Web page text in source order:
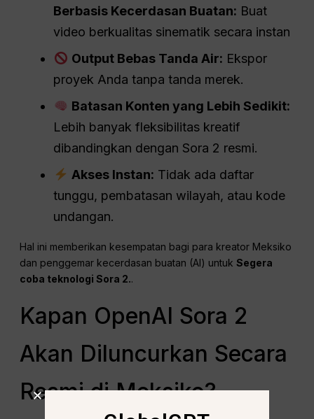
Berbasis Kecerdasan Buatan: Buat
video berkualitas sinematik secara instan
Output Bebas Tanda Air: Ekspor
proyek Anda tanpa tanda merek.
Batasan Konten yang Lebih Sedikit:
Lebih banyak fleksibilitas kreatif
dibandingkan dengan Sora 2 resmi.
Akses Instan: Tidak ada daftar
tunggu, pembatasan wilayah, atau kode
undangan.
Hal ini memberikan kesempatan bagi para kreator Meksiko
dan penggemar kecerdasan buatan (AI) untukSegera
coba teknologi Sora 2..
Kapan OpenAI Sora 2
Akan Diluncurkan Secara
Resmi di Meksiko?